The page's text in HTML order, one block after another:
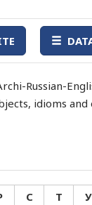
Russian-
idioms and
С Т У